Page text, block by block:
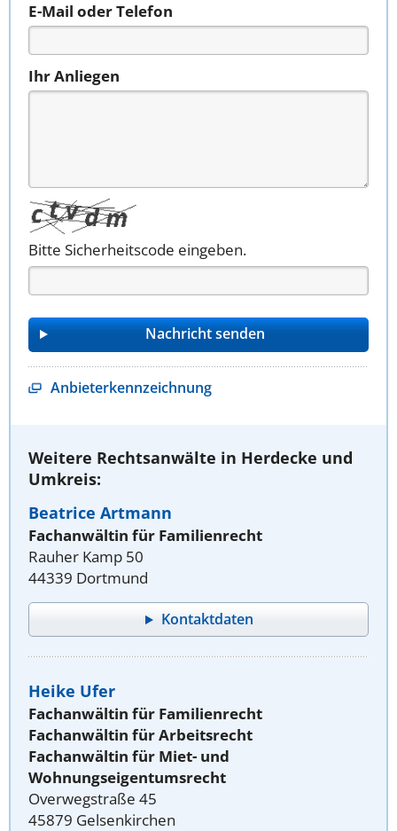
E-Mail oder Telefon
Ihr Anliegen
Bitte Sicherheitscode eingeben.
Anbieterkennzeichnung
Weitere Rechtsanwälte in Herdecke und
Umkreis:
Beatrice Artmann
Fachanwältin für Familienrecht
Rauher Kamp 50
44339 Dortmund
Kontaktdaten
Heike Ufer
Fachanwältin für Familienrecht
Fachanwältin für Arbeitsrecht
Fachanwältin für Miet- und
Wohnungseigentumsrecht
Overwegstraße 45
45879 Gelsenkirchen